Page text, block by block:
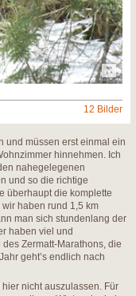
12 Bilder
und müssen erst einmal ein
hinnehmen. Ich
nahegelegenen
und so die richtige
überhaupt die komplette
haben rund 1,5 km
man sich stundenlang der
haben viel und
Zermatt-Marathons, die
geht’s endlich nach
nicht auszulassen. Für